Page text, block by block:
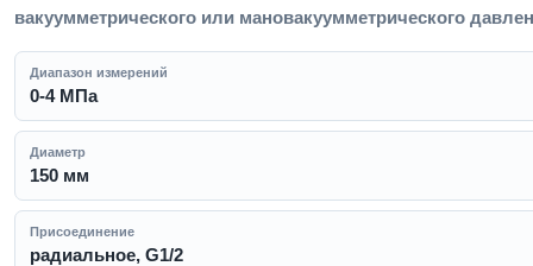
вакуумметрического или мановакуумметрического
Диапазон измерений
0-4 МПа
Диаметр
150 мм
Присоединение
радиальное, G1/2